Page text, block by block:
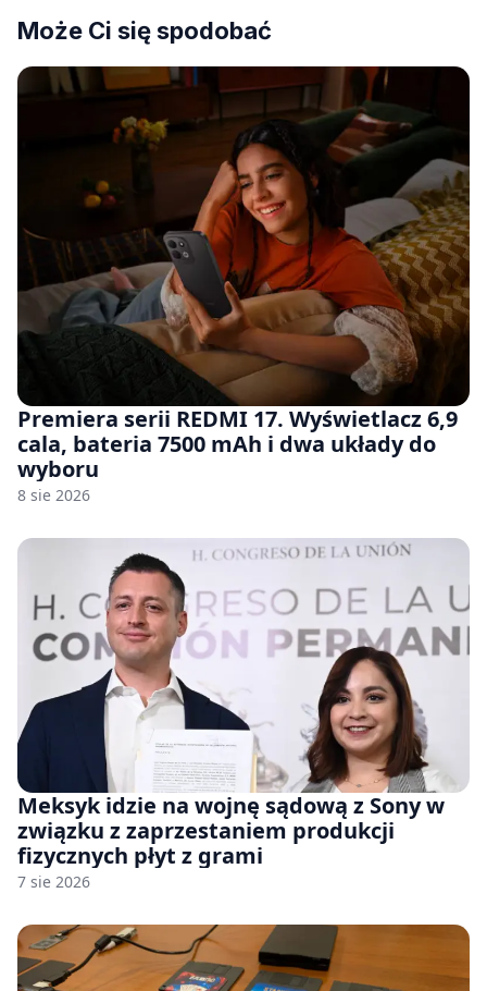
Może Ci się spodobać
Premiera serii REDMI 17. Wyświetlacz 6,9
cala, bateria 7500 mAh i dwa układy do
wyboru
8 sie 2026
Meksyk idzie na wojnę sądową z Sony w
związku z zaprzestaniem produkcji
fizycznych płyt z grami
7 sie 2026